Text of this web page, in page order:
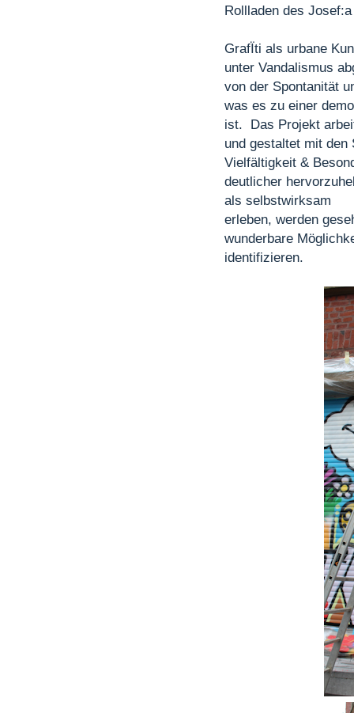
Rollladen des
GrafÏti als urbane
unter Vandalismus
von der Spontanität
was es zu einer
ist. Das Projekt
und gestaltet mit den
Vielfältigkeit &
deutlicher
als selbstwirksam
erleben, werden
wunderbare
identifizieren.